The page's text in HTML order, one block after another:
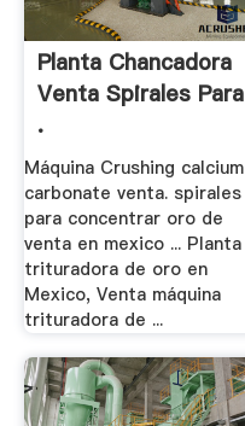
Planta Chancadora
Venta Spirales Para
.
Máquina Crushing calcium
carbonate venta. spirales
para concentrar oro de
venta en mexico ... Planta
trituradora de oro en
Mexico, Venta máquina
trituradora de ...